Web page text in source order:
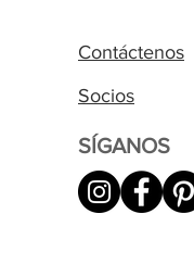
Contáctenos
Socios
SÍGANOS